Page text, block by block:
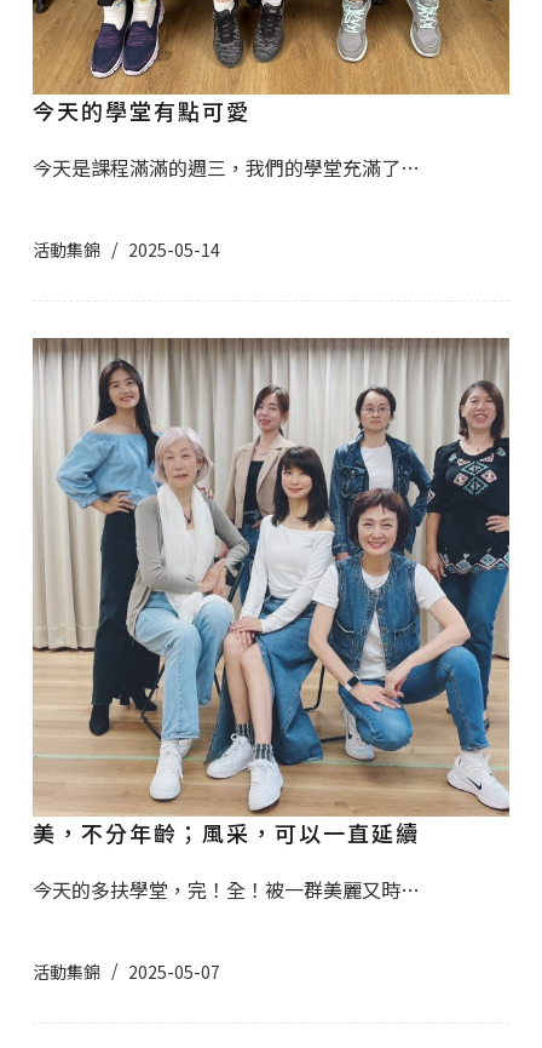
今天的學堂有點可愛
今天是課程滿滿的週三，我們的學堂充滿了…
活動集錦 2025-05-14
美，不分年齡；風采，可以一直延續
今天的多扶學堂，完！全！被一群美麗又時…
活動集錦 2025-05-07